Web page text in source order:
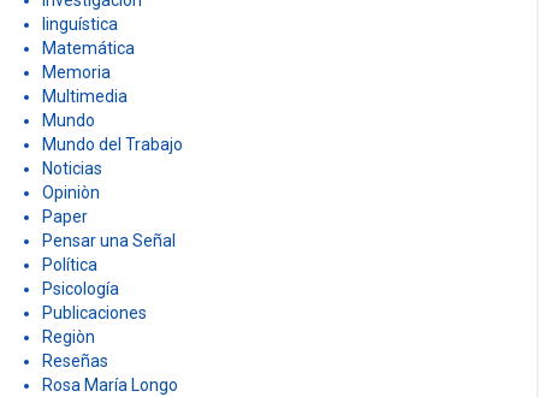
linguística
Matemática
Memoria
Multimedia
Mundo
Mundo del Trabajo
Noticias
Opiniòn
Paper
Pensar una Señal
Política
Psicología
Publicaciones
Regiòn
Reseñas
Rosa María Longo